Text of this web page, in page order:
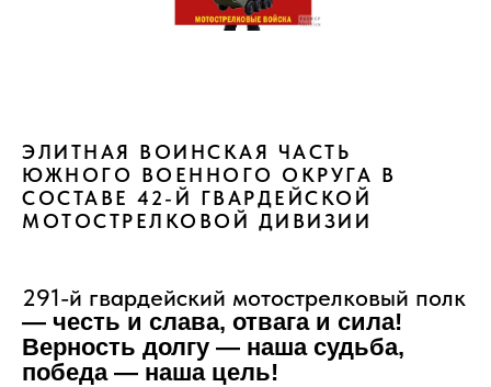
ЭЛИТНАЯ ВОИНСКАЯ ЧАСТЬ
ЮЖНОГО ВОЕННОГО ОКРУГА В
СОСТАВЕ 42-Й ГВАРДЕЙСКОЙ
МОТОСТРЕЛКОВОЙ ДИВИЗИИ
291-й гвардейский мотострелковый полк
— честь и слава, отвага и сила!
Верность долгу — наша судьба,
победа — наша цель!